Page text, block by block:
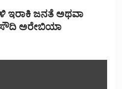
ಇರಾಕಿ ಜನತೆ ಅಥವಾ
ಸೌದಿ ಅರೇಬಿಯಾ